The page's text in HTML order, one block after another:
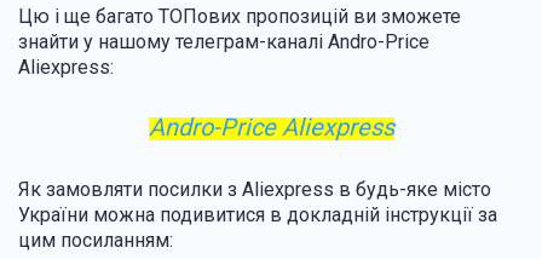
Цю і ще багато ТОПових пропозицій ви зможете
знайти у нашому телеграм-каналі Andro-Price
Aliexpress:
Andro-Price Aliexpress
Як замовляти посилки з Aliexpress в будь-яке місто
України можна подивитися в докладній інструкції за
цим посиланням: